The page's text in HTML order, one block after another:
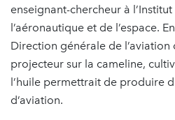
enseignant-chercheur à
l’aéronautique et de l’espace.
Direction générale de
projecteur sur la cameline,
l’huile permettrait de produire
d’aviation.